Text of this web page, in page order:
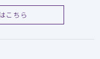
こちら